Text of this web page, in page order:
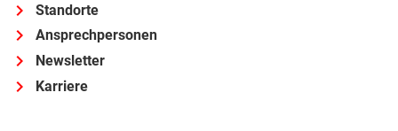
Standorte
Ansprechpersonen
Newsletter
Karriere